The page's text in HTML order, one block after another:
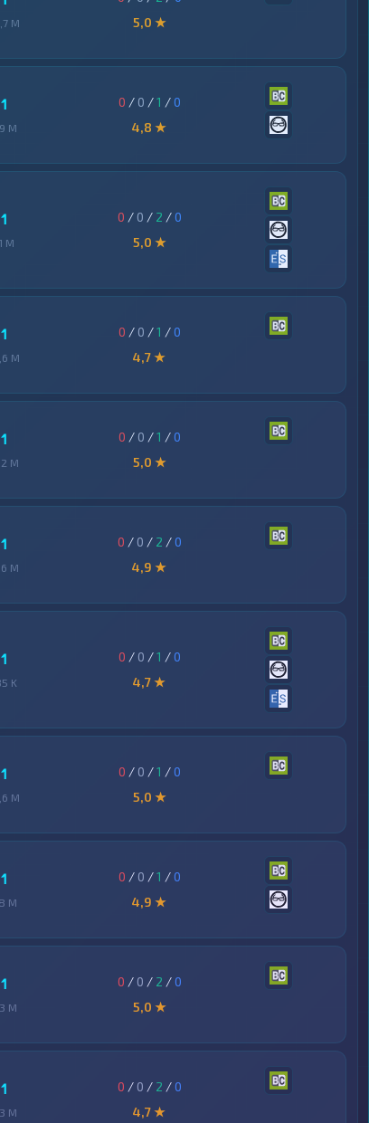
M
5,0 ★
1
M
0 / 0 /1 /0
4,8 ★
1
M
0 / 0 / 2 /0
5,0 ★
1
M
0 / 0 /1 /0
4,7 ★
1
M
0 / 0 /1 /0
5,0 ★
1
M
0 / 0 / 2 /0
4,9 ★
1
K
0 / 0 /1 /0
4,7 ★
1
M
0 / 0 /1 /0
5,0 ★
1
M
0 / 0 /1 /0
4,9 ★
1
M
0 / 0 / 2 /0
5,0 ★
1
M
0 / 0 / 2 /0
4,7 ★